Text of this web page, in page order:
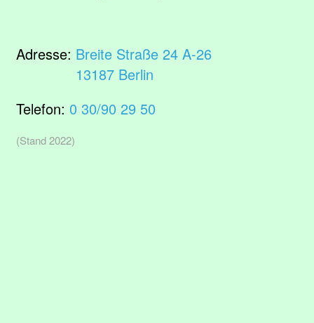
Adresse: Breite Straße 24 A-26
13187 Berlin
Telefon: 0 30/90 29 50
(Stand 2022)